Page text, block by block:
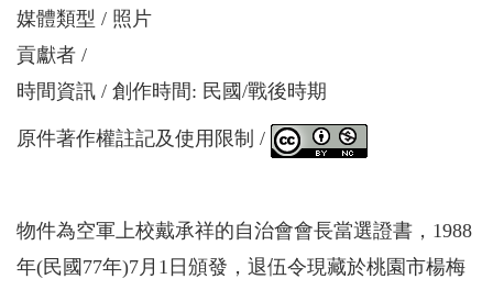
媒體類型
照片
貢獻者
時間資訊
創作時間: 民國/戰後時期
原件著作權註記及使用限制
物件為空軍上校戴承祥的自治會會長當選證書，1988
年(民國77年)7月1日頒發，退伍令現藏於桃園市楊梅